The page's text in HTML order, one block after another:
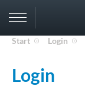
Start Login
Login